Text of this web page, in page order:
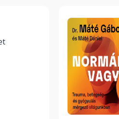
Hallgass